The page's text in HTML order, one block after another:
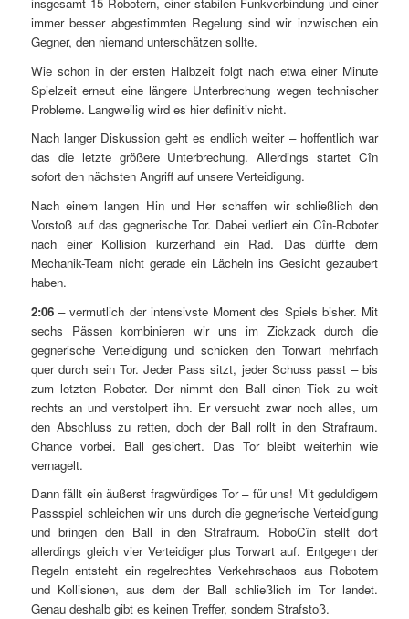
immer besser abgestimmten Regelung sind wir inzwischen ein
Gegner, den niemand unterschätzen sollte.
Wie schon in der ersten Halbzeit folgt nach etwa einer Minute
Spielzeit erneut eine längere Unterbrechung wegen technischer
Probleme. Langweilig wird es hier definitiv nicht.
Nach langer Diskussion geht es endlich weiter – hoffentlich war
das die letzte größere Unterbrechung. Allerdings startet Cîn
sofort den nächsten Angriff auf unsere Verteidigung.
Nach einem langen Hin und Her schaffen wir schließlich den
Vorstoß auf das gegnerische Tor. Dabei verliert ein Cîn-Roboter
nach einer Kollision kurzerhand ein Rad. Das dürfte dem
Mechanik-Team nicht gerade ein Lächeln ins Gesicht gezaubert
haben.
2:06 – vermutlich der intensivste Moment des Spiels bisher. Mit
sechs Pässen kombinieren wir uns im Zickzack durch die
gegnerische Verteidigung und schicken den Torwart mehrfach
quer durch sein Tor. Jeder Pass sitzt, jeder Schuss passt – bis
zum letzten Roboter. Der nimmt den Ball einen Tick zu weit
rechts an und verstolpert ihn. Er versucht zwar noch alles, um
den Abschluss zu retten, doch der Ball rollt in den Strafraum.
Chance vorbei. Ball gesichert. Das Tor bleibt weiterhin wie
vernagelt.
Dann fällt ein äußerst fragwürdiges Tor – für uns! Mit geduldigem
Passspiel schleichen wir uns durch die gegnerische Verteidigung
und bringen den Ball in den Strafraum. RoboCîn stellt dort
allerdings gleich vier Verteidiger plus Torwart auf. Entgegen der
Regeln entsteht ein regelrechtes Verkehrschaos aus Robotern
und Kollisionen, aus dem der Ball schließlich im Tor landet.
Genau deshalb gibt es keinen Treffer, sondern Strafstoß.